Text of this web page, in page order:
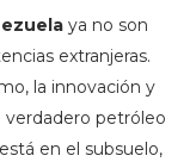
ya no son
extranjeras.
la innovación y
petróleo
en el subsuelo,